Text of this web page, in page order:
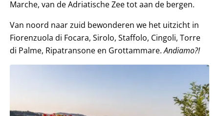
Marche, van de Adriatische Zee tot aan de bergen.
Van noord naar zuid bewonderen we het uitzicht in
Fiorenzuola di Focara, Sirolo, Staffolo, Cingoli, Torre
di Palme, Ripatransone en Grottammare.Andiamo?!